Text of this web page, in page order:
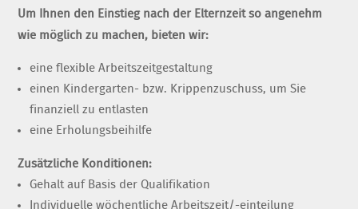
Um Ihnen den Einstieg nach der Elternzeit so angenehm
wie möglich zu machen, bieten wir:
eine flexible Arbeitszeitgestaltung
einen Kindergarten- bzw. Krippenzuschuss, um Sie
finanziell zu entlasten
eine Erholungsbeihilfe
Zusätzliche Konditionen:
Gehalt auf Basis der Qualifikation
Individuelle wöchentliche Arbeitszeit/-einteilung